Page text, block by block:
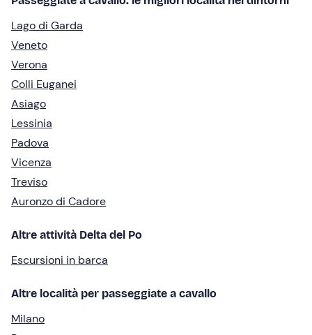
Lago di Garda
Veneto
Verona
Colli Euganei
Asiago
Lessinia
Padova
Vicenza
Treviso
Auronzo di Cadore
Altre attività Delta del Po
Escursioni in barca
Altre località per passeggiate a cavallo
Milano